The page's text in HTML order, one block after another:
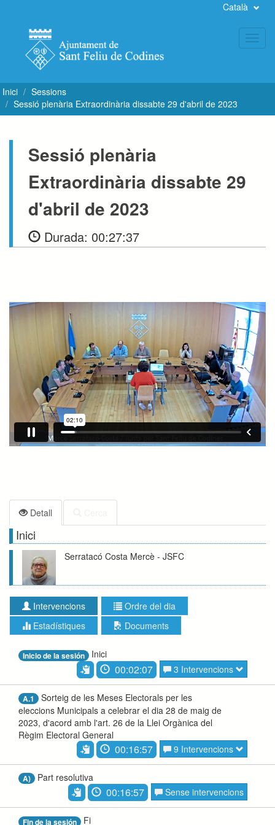
Català
Inici
Sessions
Sessió plenària Extraordinària dissabte 29 d'abril de 2023
Sessió plenària
Extraordinària dissabte 29
d'abril de 2023
Durada: 00:27:37
Detall
Inici
Serratacó Costa Mercè - JSFC
Intervencions
Ordre del dia
Estadístiques
Documents
Inicio de la sesión Inici
00:02:07 3 Intervencions
A.1
Sorteig de les Meses Electorals per les
eleccions Municipals a celebrar el dia 28 de maig de
2023, d'acord amb l'art. 26 de la Llei Orgànica del
Règim Electoral General
00:16:57 9 Intervencions
A) Part resolutiva
00:16:57 Sense intervencions
Fin de la sesión Fi